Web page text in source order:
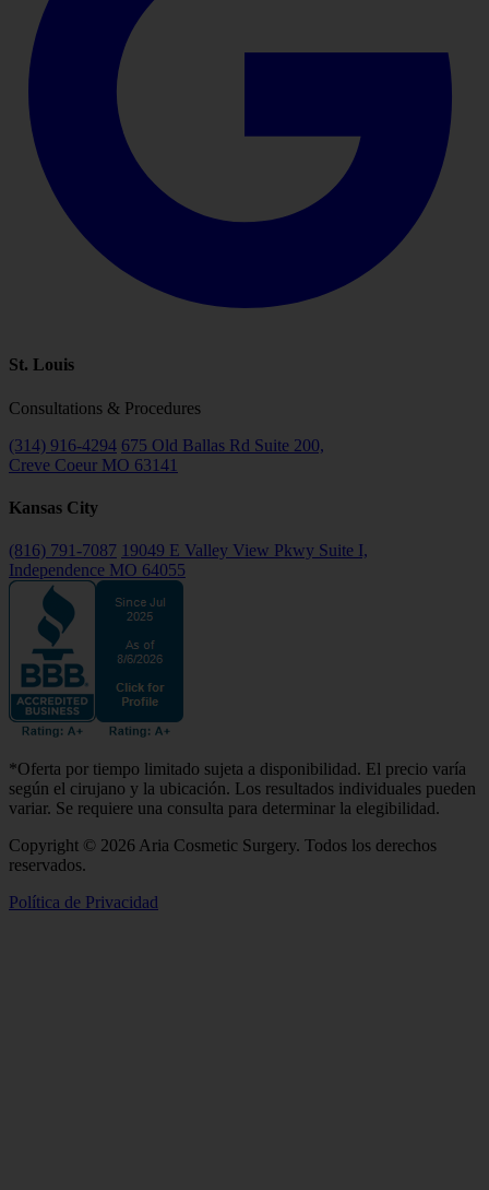
St. Louis
Consultations & Procedures
(314) 916-4294 675 Old Ballas Rd Suite 200,
Creve Coeur MO 63141
Kansas City
(816) 791-7087 19049 E Valley View Pkwy Suite I,
Independence MO 64055
*Oferta por tiempo limitado sujeta a disponibilidad. El precio varía
según el cirujano y la ubicación. Los resultados individuales pueden
variar. Se requiere una consulta para determinar la elegibilidad.
Copyright © 2026 Aria Cosmetic Surgery. Todos los derechos
reservados.
Política de Privacidad